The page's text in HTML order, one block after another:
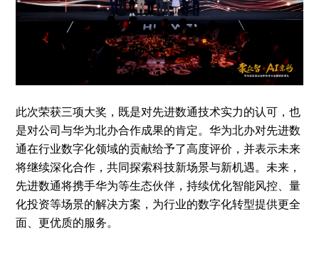
此次荣获三项大奖，既是对先进数通技术实力的认可，也
是对公司与华为北办合作成果的肯定。华为北办对先进数
通在行业数字化领域的贡献给予了高度评价，并表示未来
将继续深化合作，共同探索科技新场景与新机遇。未来，
先进数通将携手华为等生态伙伴，持续优化智能风控、量
化投资等场景的解决方案，为行业的数字化转型提供更全
面、更优质的服务。